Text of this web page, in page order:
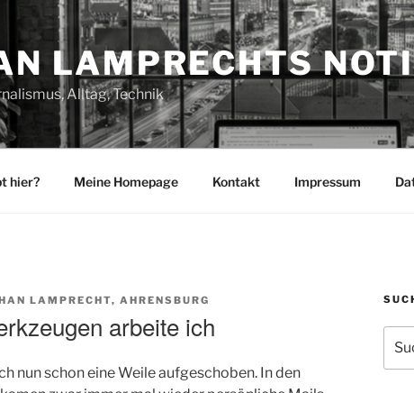
LAMPRECHTS
Alltag, Technik
hier? Meine Homepage Kontakt Impressum
LAMPRECHT, AHRENSBURG
arbeite ich
nun schon eine Weile aufgeschoben. In den
nach: